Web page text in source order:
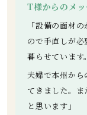
T様からのメ
「設備の面材
ので手直しが
暮らせています。
夫婦で本州か
てきました。
と思います」